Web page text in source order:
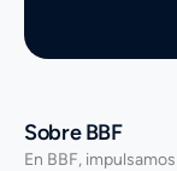
Sobre BBF
En BBF,